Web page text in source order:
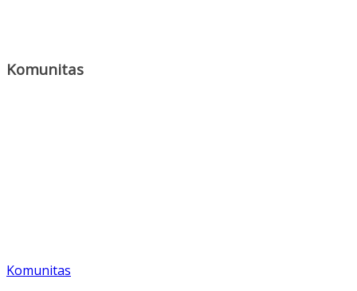
Komunitas
Komunitas